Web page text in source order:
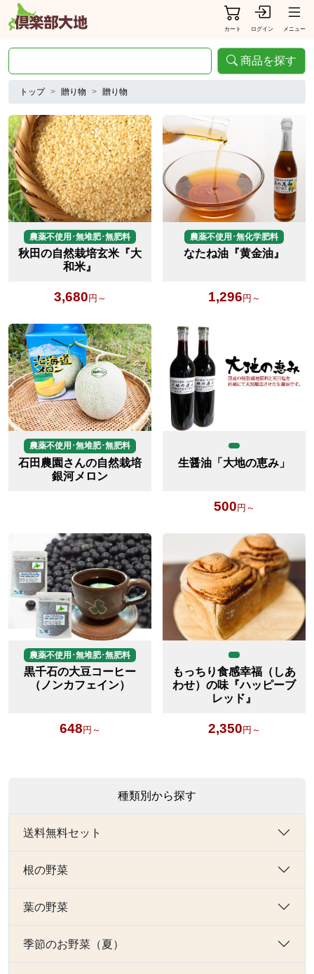
カート ログイン メニュー
商品を探す
トップ 贈り物 贈り物
種類別から探す
送料無料セット
根の野菜
葉の野菜
季節のお野菜（夏）
農薬不使用･無堆肥･無肥料
秋田の自然栽培玄米『大
和米』
3,680 円～
農薬不使用･無化学肥料
なたね油『黄金油』
1,296 円～
農薬不使用･無堆肥･無肥料
石田農園さんの自然栽培
銀河メロン
生醤油「大地の恵み」
500 円～
農薬不使用･無堆肥･無肥料
黒千石の大豆コーヒー
（ノンカフェイン）
648 円～
もっちり食感幸福（しあ
わせ）の味『ハッピーブ
レッド』
2,350 円～